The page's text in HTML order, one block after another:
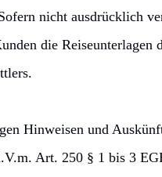
nicht ausdrücklich
die
Hinweisen und
Art. 250 § 1 bis 3